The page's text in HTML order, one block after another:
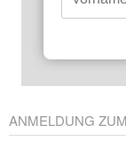
ANMELDUNG